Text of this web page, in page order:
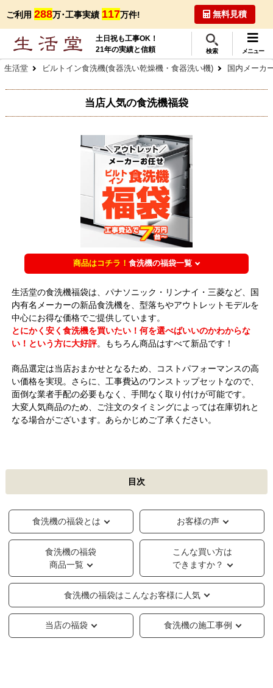
ご利用 288万･工事実績 117万件! 無料見積
土日祝も工事OK！
21年の実績と信頼
検索 メニュー
生活堂 ビルトイン食洗機(食器洗い乾燥機・食器洗い機) 国内メーカ
当店人気の食洗機福袋
商品はコチラ！食洗機の福袋一覧
生活堂の食洗機福袋は、パナソニック・リンナイ・三菱など、国
内有名メーカーの新品食洗機を、型落ちやアウトレットモデルを
中心にお得な価格でご提供しています。
とにかく安く食洗機を買いたい！何を選べばいいのかわからな
い！という方に大好評。もちろん商品はすべて新品です！
商品選定は当店おまかせとなるため、コストパフォーマンスの高
い価格を実現。さらに、工事費込のワンストップセットなので、
面倒な業者手配の必要もなく、手間なく取り付けが可能です。
大変人気商品のため、ご注文のタイミングによっては在庫切れと
なる場合がございます。あらかじめご了承ください。
目次
食洗機の福袋とは お客様の声
食洗機の福袋
商品一覧
こんな買い方は
できますか？
食洗機の福袋はこんなお客様に人気
当店の福袋 食洗機の施工事例